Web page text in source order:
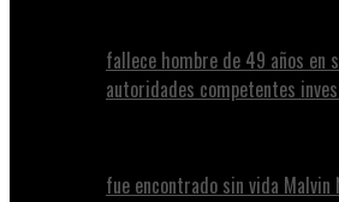
fallece hombre de 49 años en
autoridades competentes
fue encontrado sin vida Malvin